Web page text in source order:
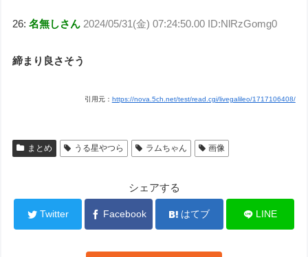
26:名無しさん 2024/05/31(金) 07:24:50.00 ID:NlRzGomg0
締まり良さそう
引用元： https://nova.5ch.net/test/read.cgi/livegalileo/1717106408/
まとめ うる星やつら ラムちゃん 画像
シェアする
Twitter Facebook はてブ LINE